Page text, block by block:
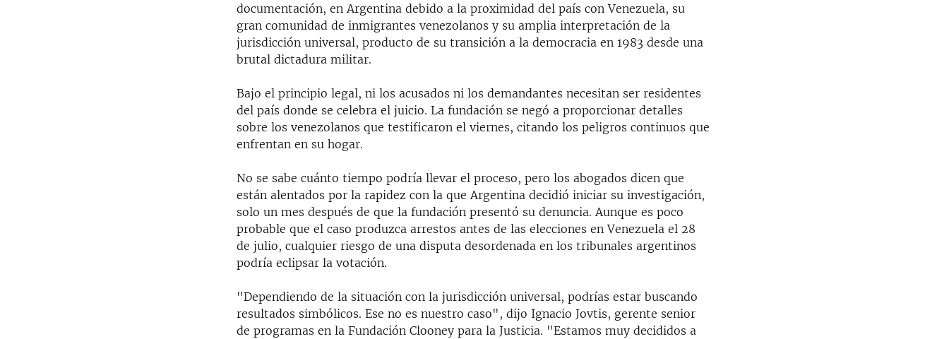
documentación, en Argentina debido a la proximidad del país con Venezuela, su
gran comunidad de inmigrantes venezolanos y su amplia interpretación de la
jurisdicción universal, producto de su transición a la democracia en 1983 desde una
brutal dictadura militar.
Bajo el principio legal, ni los acusados ni los demandantes necesitan ser residentes
del país donde se celebra el juicio. La fundación se negó a proporcionar detalles
sobre los venezolanos que testificaron el viernes, citando los peligros continuos que
enfrentan en su hogar.
No se sabe cuánto tiempo podría llevar el proceso, pero los abogados dicen que
están alentados por la rapidez con la que Argentina decidió iniciar su investigación,
solo un mes después de que la fundación presentó su denuncia. Aunque es poco
probable que el caso produzca arrestos antes de las elecciones en Venezuela el 28
de julio, cualquier riesgo de una disputa desordenada en los tribunales argentinos
podría eclipsar la votación.
"Dependiendo de la situación con la jurisdicción universal, podrías estar buscando
resultados simbólicos. Ese no es nuestro caso", dijo Ignacio Jovtis, gerente senior
de programas en la Fundación Clooney para la Justicia. "Estamos muy decididos a